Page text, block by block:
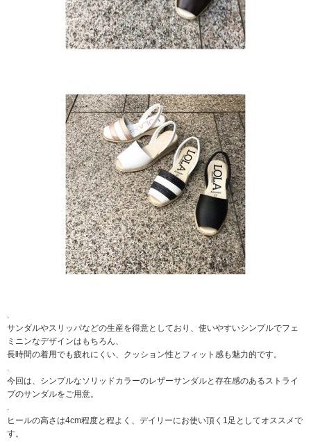
サンダルやスリッパなどの生産を得意としており、使いやすいシンプルでフェ
ミニンなデザインはもちろん、
長時間の着用でも疲れにくい、クッション性とフィット感も魅力的です。
今回は、シンプルなソリッドカラーのレザーサンダルと存在感のあるストライ
プのサンダルをご用意。
ヒールの高さは4cm程度と程よく、デイリーにお使い頂く1足としてオススメで
す。